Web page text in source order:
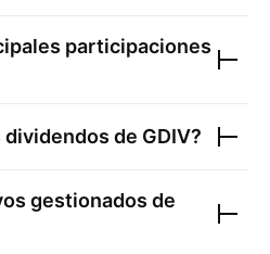
participaciones
dividendos de GDIV?
gestionados de